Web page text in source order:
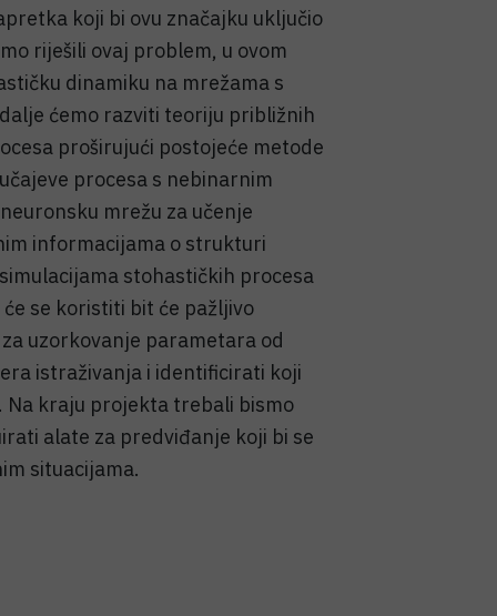
koji bi ovu značajku uključio
riješili ovaj problem, u ovom
dinamiku na mrežama s
ćemo razviti teoriju približnih
proširujući postojeće metode
procesa s nebinarnim
mrežu za učenje
informacijama o strukturi
stohastičkih procesa
se koristiti bit će pažljivo
uzorkovanje parametara od
istraživanja i identificirati koji
Na kraju projekta trebali bismo
alate za predviđanje koji bi se
situacijama.